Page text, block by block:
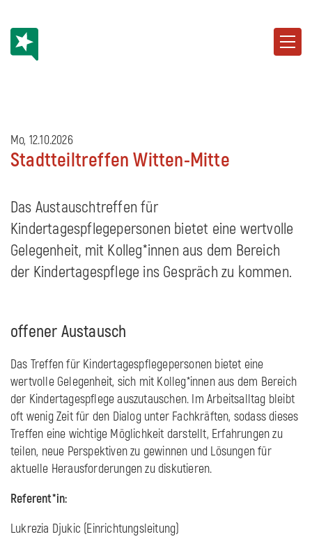
Mo, 12.10.2026
Stadtteiltreffen Witten-Mitte
Das Austauschtreffen für
Kindertagespflegepersonen bietet eine wertvolle
Gelegenheit, mit Kolleg*innen aus dem Bereich
der Kindertagespflege ins Gespräch zu kommen.
offener Austausch
Das Treffen für Kindertagespflegepersonen bietet eine
wertvolle Gelegenheit, sich mit Kolleg*innen aus dem Bereich
der Kindertagespflege auszutauschen. Im Arbeitsalltag bleibt
oft wenig Zeit für den Dialog unter Fachkräften, sodass dieses
Treffen eine wichtige Möglichkeit darstellt, Erfahrungen zu
teilen, neue Perspektiven zu gewinnen und Lösungen für
aktuelle Herausforderungen zu diskutieren.
Referent*in:
Lukrezia Djukic (Einrichtungsleitung)